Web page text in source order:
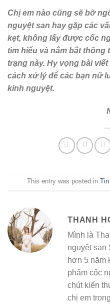
Chị em nào cũng sẽ bỡ
nguyệt san hay gặp các
kẹt, không lấy được cốc
tìm hiểu và nắm bắt thông
trạng này. Hy vọng bài
cách xử lý để các bạn nữ
kinh nguyệt.
This entry was posted in
THANH
Mình là
nguyệt san
hơn 5 năm
phẩm cốc
chút kiến
chị em